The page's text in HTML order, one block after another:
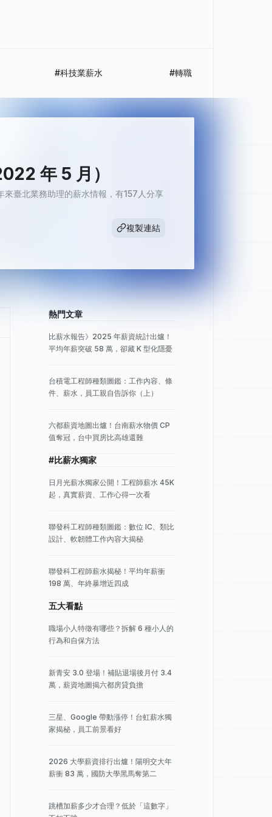
#科技業薪水 #轉職
年 5 月）
臺北業務助理的薪水情報，有157人分享
複製連結
熱門文章
比薪水報告》2025 年薪資統計出爐！
平均年薪突破 58 萬，卻藏 K 型化隱憂
台積電工程師種類圖鑑：工作內容、條
件、薪水，員工親自告訴你（上）
六都薪資地圖出爐！台南薪水物價 CP
值奪冠，台中買房比高雄還難
#比薪水獨家
日月光薪水獨家公開！工程師薪水 45K
起，真實薪資、工作心得一次看
聯發科工程師種類圖鑑：數位 IC、類比
設計、軟韌體工作內容大揭秘
聯發科工程師薪水揭秘！平均年薪衝
198 萬、年終暴增近四成
五大看點
職場小人特徵有哪些？拆解 6 種小人的
行為和自保方法
新青安 3.0 登場！補貼退場後月付 3.4
萬，薪資地圖揭六都房貸負擔
三星、Google 帶動漲停！台虹薪水獨
家揭秘，員工前景看好
2026 大學薪資排行出爐！陽明交大年
薪衝 83 萬，國防大學黑馬奪第二
跳槽加薪多少才合理？低於「這數字」